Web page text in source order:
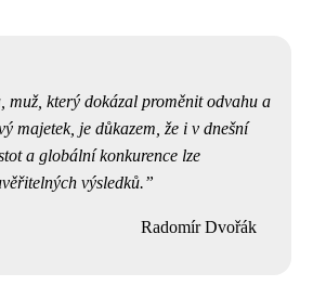
muž, který dokázal proměnit odvahu a
majetek, je důkazem, že i v dnešní
a globální konkurence lze
výsledků.
Radomír Dvořák